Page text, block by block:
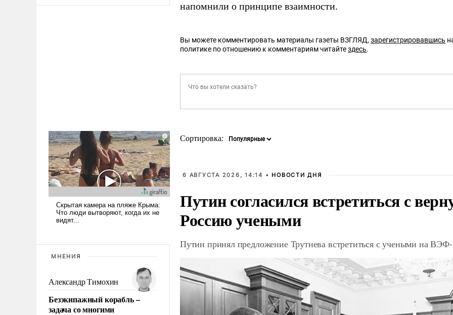
МНЕНИЯ
Александр Тимохин
Безэкипажный корабль –
задача со многими
напомнили о принципе взаимности.
Вы можете комментировать материалы газеты ВЗГЛЯД,зарегистрировавшись
политике по отношению к комментариям читайтездесь.
Сортировка:
6 АВГУСТА 2026, 14:14 • НОВОСТИ ДНЯ
Путин согласился встретиться с
Россию учеными
Путин принял предложение Трутнева встретиться с учеными на